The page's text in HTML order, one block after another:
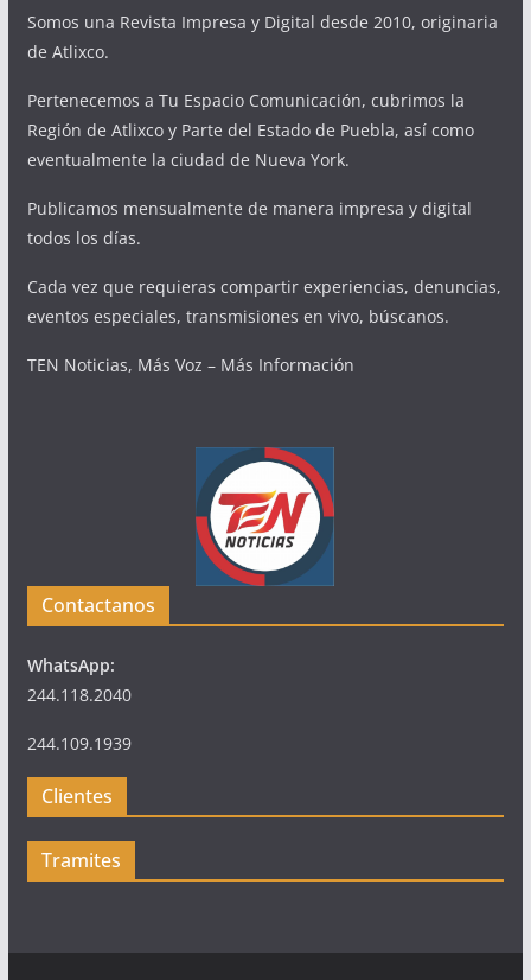
Somos una Revista Impresa y Digital desde 2010, originaria
de Atlixco.
Pertenecemos a Tu Espacio Comunicación, cubrimos la
Región de Atlixco y Parte del Estado de Puebla, así como
eventualmente la ciudad de Nueva York.
Publicamos mensualmente de manera impresa y digital
todos los días.
Cada vez que requieras compartir experiencias, denuncias,
eventos especiales, transmisiones en vivo, búscanos.
TEN Noticias, Más Voz – Más Información
Contactanos
WhatsApp:
244.118.2040
244.109.1939
Clientes
Tramites